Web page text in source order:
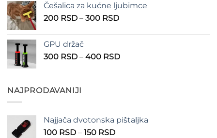
390 RSD
do
Češalica za kućne ljubimce
200 RSD – 300 RSDRaspon
do
GPU držač
300 RSD – 400 RSDRaspon
NAJPRODAVANIJI
Najjača dvotonska pištaljka
100 RSD – 150 RSDRaspon